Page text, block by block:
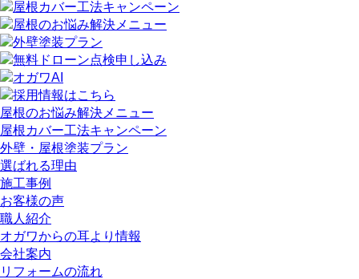
屋根のお悩み解決メニュー
屋根カバー工法キャンペーン
外壁・屋根塗装プラン
選ばれる理由
施工事例
お客様の声
職人紹介
オガワからの耳より情報
会社案内
リフォームの流れ